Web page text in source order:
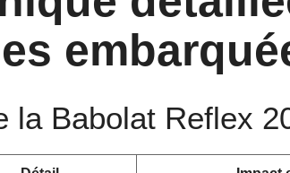
la Babolat Reflex